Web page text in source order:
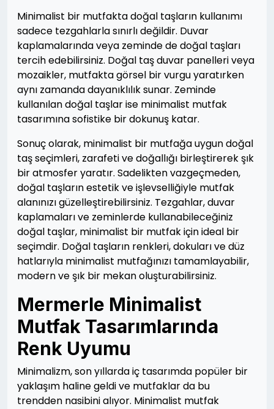
Minimalist bir mutfakta doğal taşların kullanımı
sadece tezgahlarla sınırlı değildir. Duvar
kaplamalarında veya zeminde de doğal taşları
tercih edebilirsiniz. Doğal taş duvar panelleri veya
mozaikler, mutfakta görsel bir vurgu yaratırken
aynı zamanda dayanıklılık sunar. Zeminde
kullanılan doğal taşlar ise minimalist mutfak
tasarımına sofistike bir dokunuş katar.
Sonuç olarak, minimalist bir mutfağa uygun doğal
taş seçimleri, zarafeti ve doğallığı birleştirerek şık
bir atmosfer yaratır. Sadelikten vazgeçmeden,
doğal taşların estetik ve işlevselliğiyle mutfak
alanınızı güzelleştirebilirsiniz. Tezgahlar, duvar
kaplamaları ve zeminlerde kullanabileceğiniz
doğal taşlar, minimalist bir mutfak için ideal bir
seçimdir. Doğal taşların renkleri, dokuları ve düz
hatlarıyla minimalist mutfağınızı tamamlayabilir,
modern ve şık bir mekan oluşturabilirsiniz.
Mermerle Minimalist
Mutfak Tasarımlarında
Renk Uyumu
Minimalizm, son yıllarda iç tasarımda popüler bir
yaklaşım haline geldi ve mutfaklar da bu
trendden nasibini alıyor. Minimalist mutfak